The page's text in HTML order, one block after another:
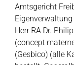
Amtsgericht
Herr RA Dr.
(concept
(Gesbico) (alle